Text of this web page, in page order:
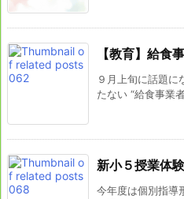
【教育】給食
９月上旬に話題に
たない “給食事業
新小５授業体
今年度は個別指導